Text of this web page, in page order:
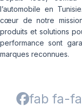
l’automobile en
cœur de notre
produits et solutions
performance sont
marques reconnues.
fab fa-